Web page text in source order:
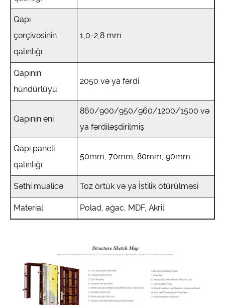
Qapı
çərçivəsinin
qalınlığı
1,0-2,8 mm
Qapının
hündürlüyü
2050 və ya fərdi
Qapının eni
860/900/950/960/1200/1500 və
ya fərdiləşdirilmiş
Qapı paneli
qalınlığı
50mm, 70mm, 80mm, 90mm
Səthi müalicə Toz örtük və ya İstilik ötürülməsi
Material Polad, ağac, MDF, Akril